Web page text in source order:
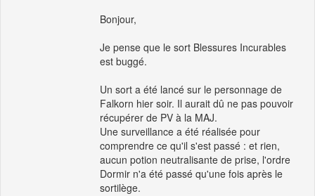
Bonjour,
Je pense que le sort Blessures Incurables
est buggé.
Un sort a été lancé sur le personnage de
Falkorn hier soir. Il aurait dû ne pas pouvoir
récupérer de PV à la MAJ.
Une surveillance a été réalisée pour
comprendre ce qu'il s'est passé : et rien,
aucun potion neutralisante de prise, l'ordre
Dormir n'a été passé qu'une fois après le
sortilège.